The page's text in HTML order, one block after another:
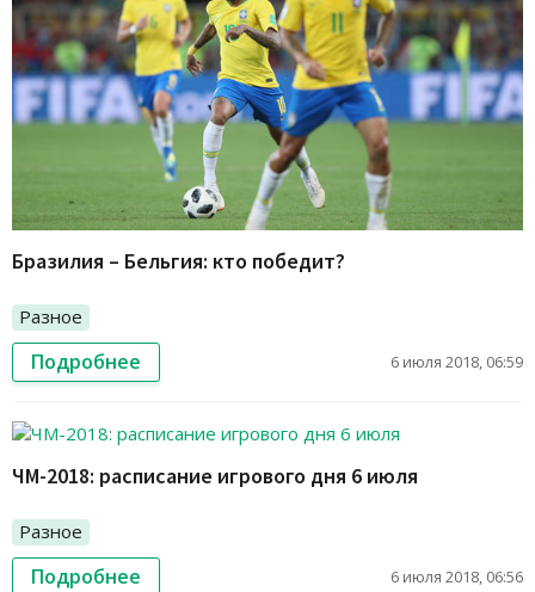
Бразилия – Бельгия: кто победит?
Разное
Подробнее 6 июля 2018, 06:59
ЧМ-2018: расписание игрового дня 6 июля
Разное
Подробнее 6 июля 2018, 06:56